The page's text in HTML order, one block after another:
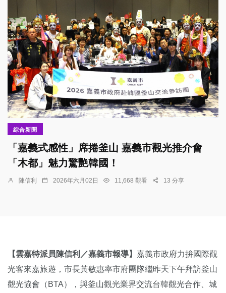
綜合新聞
「嘉義式感性」席捲釜山 嘉義市觀光推介會
「木都」魅力驚艷韓國！
陳信利 2026年六月02日 11,668 觀看 13 分享
【雲嘉特派員陳信利／嘉義市報導】 嘉義市政府力拚國際觀
光客來嘉旅遊，市長黃敏惠率市府團隊繼昨天下午拜訪釜山
觀光協會（BTA），與釜山觀光業界交流台韓觀光合作、城